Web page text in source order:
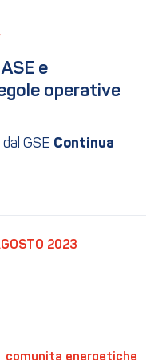
e
operative
GSE
2023